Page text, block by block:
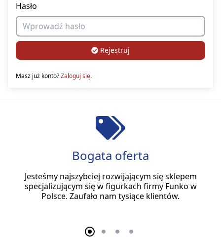
Hasło
Rejestruj
Masz już konto?Zaloguj się.
Bogata oferta
Jesteśmy najszybciej rozwijającym się sklepem
specjalizującym się w figurkach firmy Funko w
Polsce. Zaufało nam tysiące klientów.